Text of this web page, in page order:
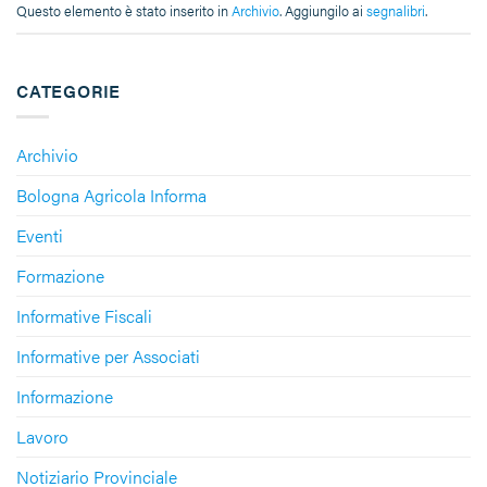
CATEGORIE
Archivio
Bologna Agricola Informa
Eventi
Formazione
Informative Fiscali
Informative per Associati
Informazione
Lavoro
Notiziario Provinciale
Questo elemento è stato inserito inArchivio. Aggiungilo ai segnalibri.